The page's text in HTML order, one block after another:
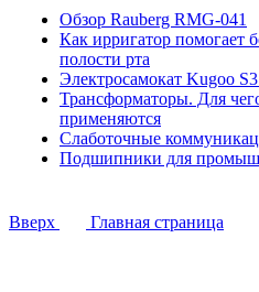
Обзор Rauberg RMG-041
Как ирригатор помогает
полости рта
Электросамокат Kugoo
Трансформаторы. Для
применяются
Слаботочные
Подшипники для
Вверх Главная страница